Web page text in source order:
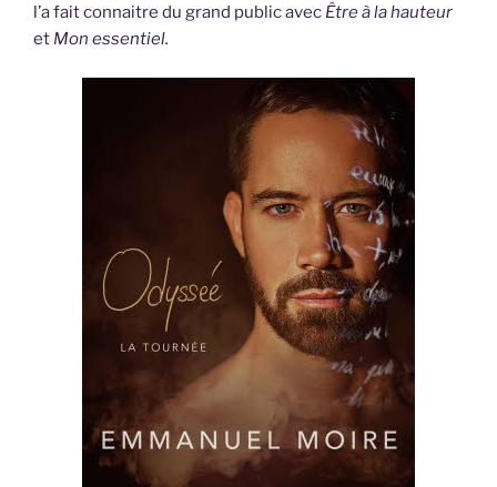
l’a fait connaitre du grand public avec Être à la hauteur
et Mon essentiel.